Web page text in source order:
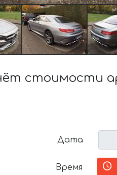
стоимости
Дата
Время